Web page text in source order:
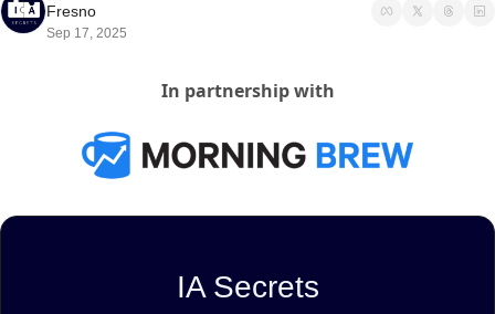
Fresno
Sep 17, 2025
In partnership with
IA Secrets